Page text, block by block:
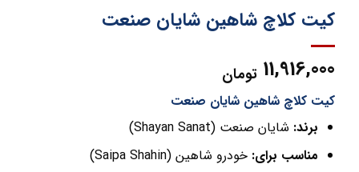
کیت کلاچ شاهین شایان صنعت
11,916,000 تومان
کیت کلاچ شاهین شایان صنعت
برند:شایان صنعت (Shayan Sanat)
مناسب برای:خودرو شاهین (Saipa Shahin)